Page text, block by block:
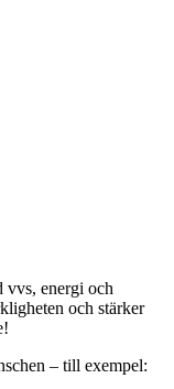
vvs, energi och
och stärker
– till exempel: